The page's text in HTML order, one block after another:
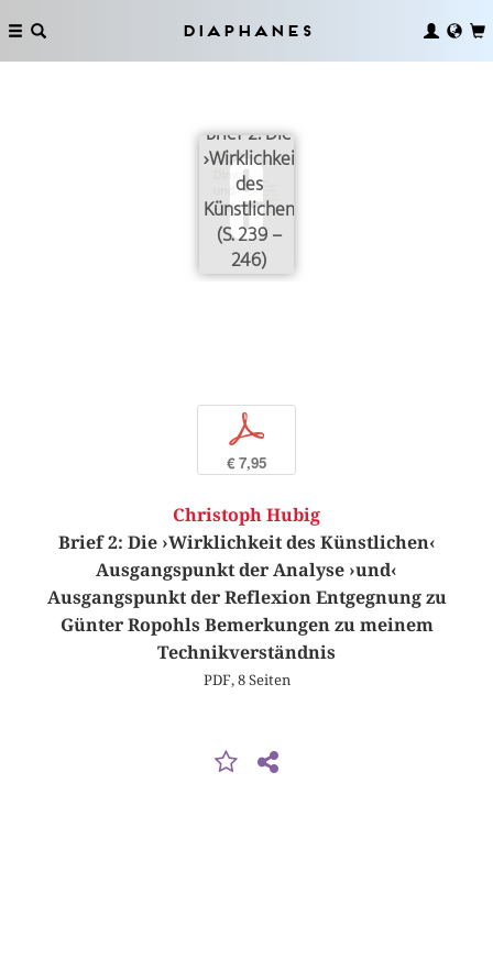
Diaphanes
Brief 2: Die
›Wirklichkeit
des
Künstlichen‹
(S. 239 –
246)
p
€ 7,95
Christoph Hubig
Brief 2: Die ›Wirklichkeit des Künstlichen‹
Ausgangspunkt der Analyse ›und‹
Ausgangspunkt der Reflexion Entgegnung zu
Günter Ropohls Bemerkungen zu meinem
Technikverständnis
PDF, 8 Seiten